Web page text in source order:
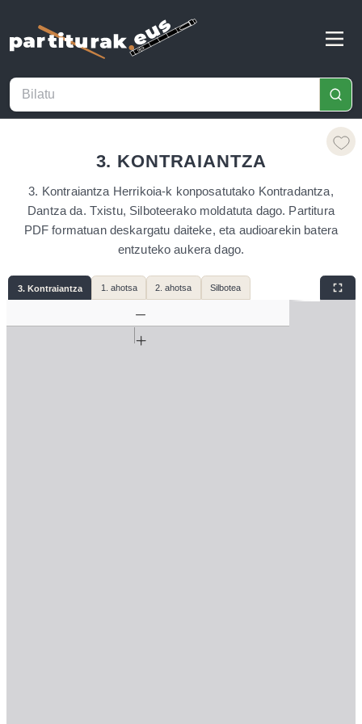
3. KONTRAIANTZA
3. Kontraiantza Herrikoia-k konposatutako Kontradantza,
Dantza da. Txistu, Silboteerako moldatuta dago. Partitura
PDF formatuan deskargatu daiteke, eta audioarekin batera
entzuteko aukera dago.
3. Kontraiantza 1. ahotsa 2. ahotsa Silbotea